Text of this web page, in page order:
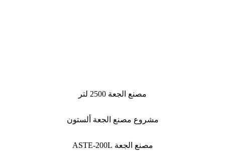
مصنع الجعة 2500 لتر
مشروع مصنع الجعة ألستون
مصنع الجعة ASTE-200L